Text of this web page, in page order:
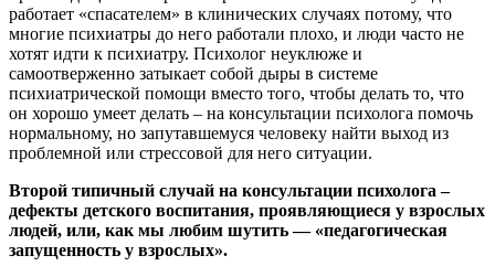
работает «спасателем» в клинических случаях потому, что
многие психиатры до него работали плохо, и люди часто не
хотят идти к психиатру. Психолог неуклюже и
самоотверженно затыкает собой дыры в системе
психиатрической помощи вместо того, чтобы делать то, что
он хорошо умеет делать – на консультации психолога помочь
нормальному, но запутавшемуся человеку найти выход из
проблемной или стрессовой для него ситуации.
Второй типичный случай на консультации психолога –
дефекты детского воспитания, проявляющиеся у взрослых
людей, или, как мы любим шутить — «педагогическая
запущенность у взрослых».